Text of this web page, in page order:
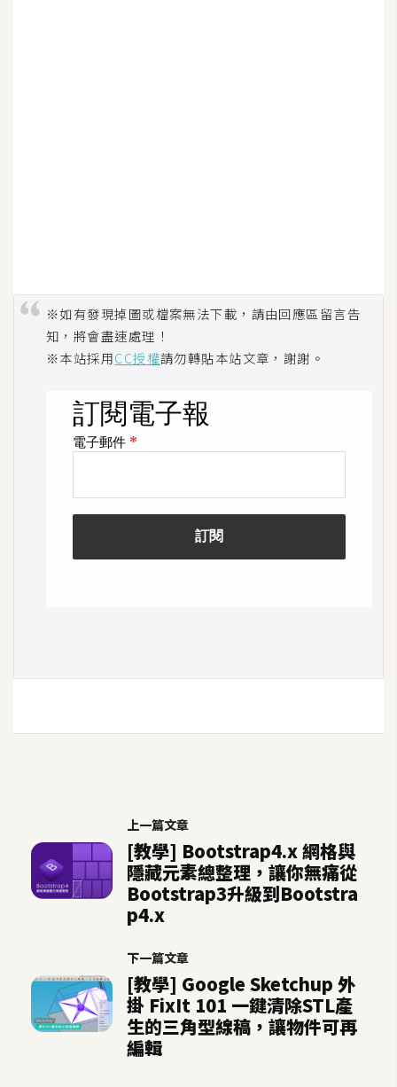
S
S
X
頁
P
H
P
※如有發現掉圖或檔案無法下載，請由回應區留言告
知，將會盡速處理！
※本站採用CC授權請勿轉貼本站文章，謝謝。
上一篇文章
[教學] Bootstrap4.x 網格與
隱藏元素總整理，讓你無痛從
Bootstrap3升級到Bootstra
p4.x
下一篇文章
[教學] Google Sketchup 外
掛 FixIt 101 一鍵清除STL產
生的三角型線稿，讓物件可再
編輯